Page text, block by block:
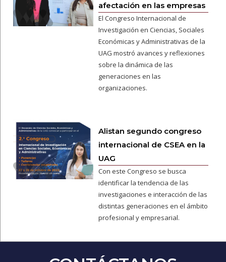
afectación en las empresas
El Congreso Internacional de
Investigación en Ciencias, Sociales
Económicas y Administrativas de la
UAG mostró avances y reflexiones
sobre la dinámica de las
generaciones en las
organizaciones.
Alistan segundo congreso
internacional de CSEA en la
UAG
Con este Congreso se busca
identificar la tendencia de las
investigaciones e interacción de las
distintas generaciones en el ámbito
profesional y empresarial.